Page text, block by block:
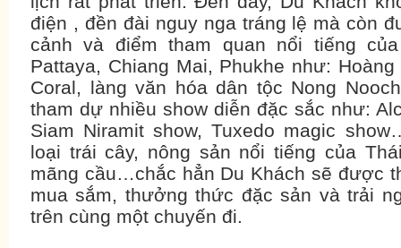
điện , đền đài nguy nga tráng lệ mà còn
cảnh và điểm tham quan nổi tiếng
Pattaya, Chiang Mai, Phukhe như:
Coral, làng văn hóa dân tộc Nong
tham dự nhiều show diễn đặc sắc như:
Siam Niramit show, Tuxedo magic
loại trái cây, nông sản nổi tiếng của
mãng cầu…chắc hẳn Du Khách sẽ được
mua sắm, thưởng thức đặc sản và trải
trên cùng một chuyến đi.